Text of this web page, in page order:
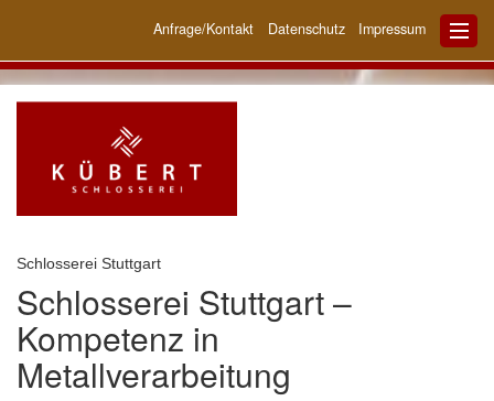
Anfrage/Kontakt Datenschutz Impressum
Schlosserei Stuttgart
Schlosserei Stuttgart –
Kompetenz in
Metallverarbeitung